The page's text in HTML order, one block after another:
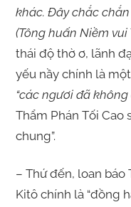
khác. Đây chắc
(Tông huấn Niềm vui
thái độ thờ ơ, lãnh
yếu nầy chính là
“các ngươi đã không
Thẩm Phán Tối Cao
chung”.
– Thứ đến, loan
Kitô chính là “đồng